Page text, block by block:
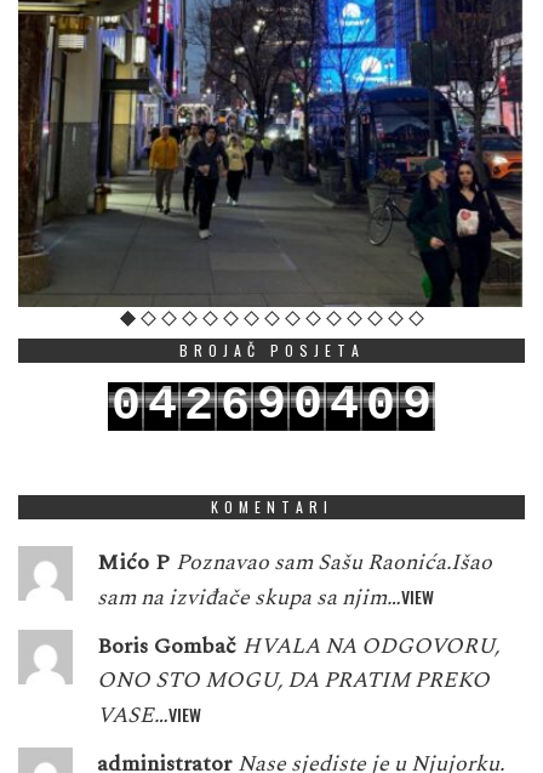
BROJAČ POSJETA
042690409
KOMENTARI
Mićo P Poznavao sam Sašu Raonića.Išao
sam na izviđače skupa sa njim…VIEW
Boris Gombač HVALA NA ODGOVORU,
ONO STO MOGU, DA PRATIM PREKO
VASE…VIEW
administrator Nase sjediste je u Njujorku.